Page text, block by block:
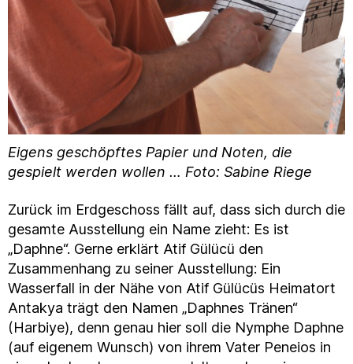
Eigens geschöpftes Papier und Noten, die
gespielt werden wollen … Foto: Sabine Riege
Zurück im Erdgeschoss fällt auf, dass sich durch die
gesamte Ausstellung ein Name zieht: Es ist
„Daphne“. Gerne erklärt Atif Gülücü den
Zusammenhang zu seiner Ausstellung: Ein
Wasserfall in der Nähe von Atif Gülücüs Heimatort
Antakya trägt den Namen „Daphnes Tränen“
(Harbiye), denn genau hier soll die Nymphe Daphne
(auf eigenem Wunsch) von ihrem Vater Peneios in